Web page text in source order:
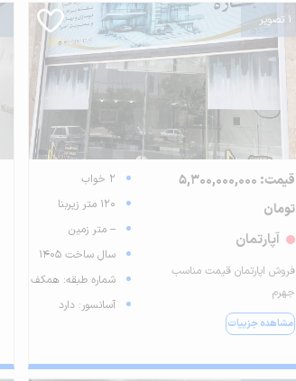
1 تصویر
قیمت: 5,300,000,000
تومان
آپارتمان
فروش اپارتمان قیمت مناسب
جهرم
مشاهده جزییات
2 خواب
120 متر زیربنا
-- متر زمین
سال ساخت 1405
شماره طبقه: همکف
آسانسور: دارد